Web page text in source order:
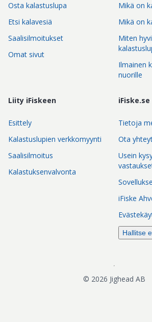
Osta kalastuslupa
Etsi kalavesiä
Saalisilmoitukset
Omat sivut
Mikä on
Mikä on
Miten
Ilmainen
nuorille
Liity iFiskeen
Esittely
Kalastuslupien verkkomyynti
Saalisilmoitus
Kalastuksenvalvonta
iFiske.se
Tietoja
Ota
Usein
iFiske
Hallitse
© 2026 Jighead AB